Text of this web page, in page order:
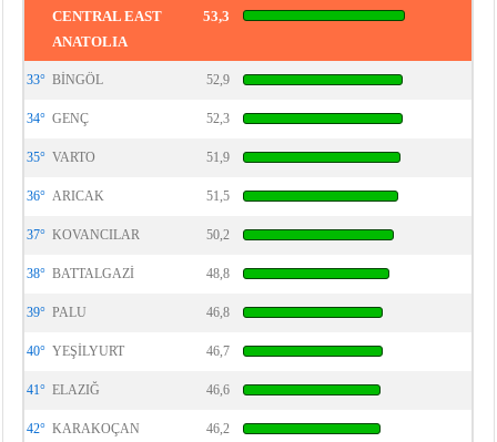
CENTRAL EAST
ANATOLIA
53,3
33° BİNGÖL 52,9
34° GENÇ 52,3
35° VARTO 51,9
36° ARICAK 51,5
37° KOVANCILAR 50,2
38° BATTALGAZİ 48,8
39° PALU 46,8
40° YEŞİLYURT 46,7
41° ELAZIĞ 46,6
42° KARAKOÇAN 46,2